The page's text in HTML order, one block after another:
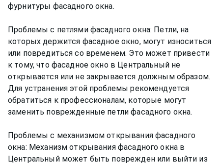
фурнитуры фасадного окна.
Проблемы с петлями фасадного окна: Петли, на
которых держится фасадное окно, могут износиться
или повредиться со временем. Это может привести
к тому, что фасадное окно в Центральный не
открывается или не закрывается должным образом.
Для устранения этой проблемы рекомендуется
обратиться к профессионалам, которые могут
заменить поврежденные петли фасадного окна.
Проблемы с механизмом открывания фасадного
окна: Механизм открывания фасадного окна в
Центральный может быть поврежден или выйти из